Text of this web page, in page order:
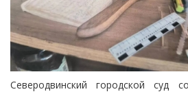
Северодвинский городской суд